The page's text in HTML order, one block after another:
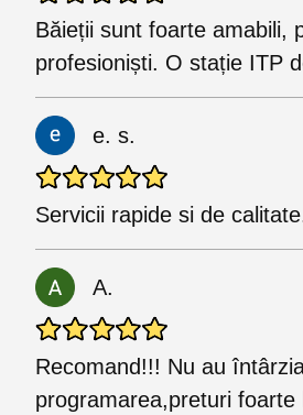
Băieții sunt foarte amabili,
profesioniști. O stație ITP
e. s.
Servicii rapide si de
A.
Recomand!!! Nu au
programarea,preturi foarte